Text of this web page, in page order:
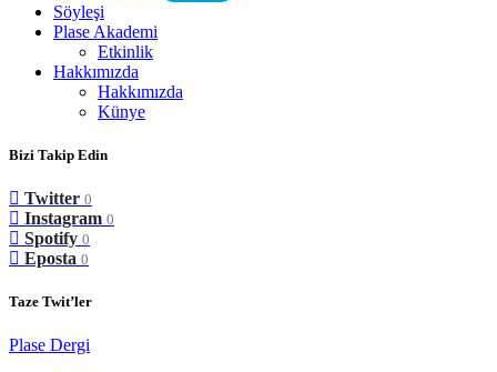
Söyleşi
Plase Akademi
Etkinlik
Hakkımızda
Hakkımızda
Künye
Bizi Takip Edin
Twitter 0
Instagram 0
Spotify 0
Eposta 0
Taze Twit’ler
Plase Dergi